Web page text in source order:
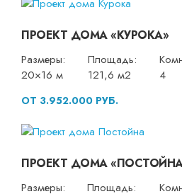
ПРОЕКТ ДОМА «КУРОКА»
Размеры:
20×16 м
Площадь:
121,6 м2
4
ОТ 3.952.000 РУБ.
ПРОЕКТ ДОМА
Размеры:
Площадь: